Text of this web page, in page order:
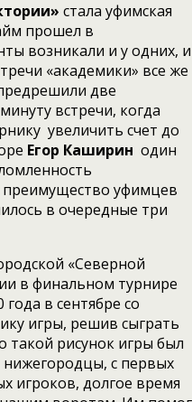
стала уфимская
прошел в
возникали и у одних, и
«академики» все же
две
встречи, когда
увеличить счет до
Егор Каширин один
уфимцев
в очередные три
«Северной
в финальном турнире
в сентябре со
игры, решив сыграть
такой рисунок игры был
с первых
игроков, долгое время